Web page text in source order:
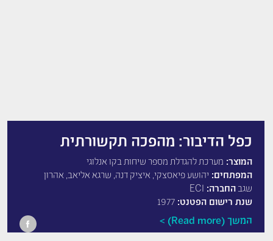
כפל הדיבור: מהפכה תקשורתית
המוצר: מערכת להגדלת מספר שיחות בקו אנלוגי
המפתחים: יהושע פיאסצקי, איציק דנה, שרגא אליאב, אהרון
שגב החברה: ECI
שנת רישום הפטנט: 1977
המשך (Read more)